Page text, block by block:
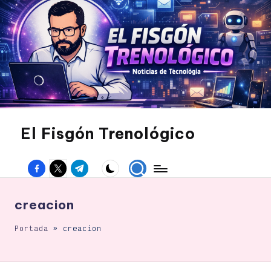
Saltar
al
contenido
El Fisgón Trenológico
sitio
noticias
Facebook
Twitter
Canal
Telegram
creacion
Portada » creacion